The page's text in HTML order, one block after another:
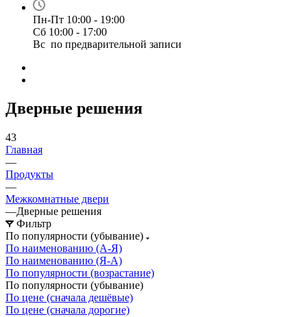
Пн-Пт 10:00 - 19:00
Сб 10:00 - 17:00
Вс по предварительной записи
Дверные решения
43
Главная
—
Продукты
—
Межкомнатные двери
—Дверные решения
Фильтр
По популярности (убывание)
По наименованию (А-Я)
По наименованию (Я-А)
По популярности (возрастание)
По популярности (убывание)
По цене (сначала дешёвые)
По цене (сначала дорогие)